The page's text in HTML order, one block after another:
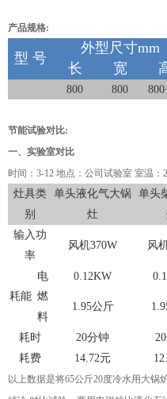
产品规格:
型 号
外型尺寸mm
长 宽
800 800
节能试验对比:
一、实验室对比
时间：3-12 地点：公司试验室 室温
灶具类
别
单头液化气大锅
灶
单头
输入功
率
风机370W 风
耗能
电 0.12KW
燃
料
1.95公斤
耗时 20分钟
耗费
14.72元
以上数据是将65公斤20度冷水用大锅